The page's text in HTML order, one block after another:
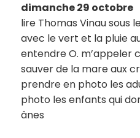
dimanche 29 octobre
lire Thomas Vinau sous
avec le vert et la pluie
entendre O. m’appeler
sauver de la mare aux
prendre en photo les
photo les enfants qui
ânes